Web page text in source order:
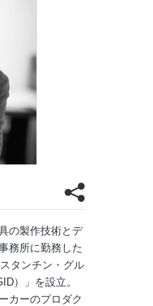
の製作技術とデ
務所に勤務した
タンチン・グル
）」を設立。
カーのプロダク